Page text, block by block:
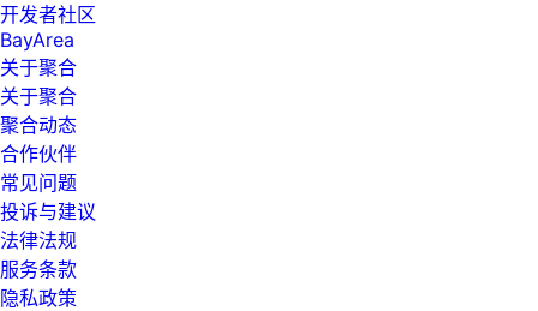
开发者社区
BayArea
关于聚合
关于聚合
聚合动态
合作伙伴
常见问题
投诉与建议
法律法规
服务条款
隐私政策